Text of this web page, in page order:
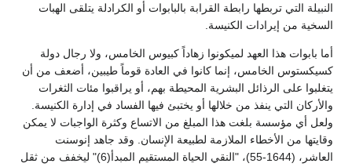
النبيلة التي تربطها رابطة القرابة بالبابوات أو الكرادلة يتلقى الهبات
السخية من إيرادات الكنيسة.
أما بابوات هذا العهد لميكونوا زهاداً كبيوس الخامس، ولا رجال دولة
كسيكستوس الخامس، إنما كانوا في العادة قوماً طيبين، أضعف من أن
يتغلبوا على الرذائل البشرية المحيطة بهم، أو يراقبوا مئات الثغرات
والأركان التي ينفذ من خلالها أو يختبئ فيها الفساد في إدارة الكنيسة.
ولعل أي مؤسسة بلغت هذا المبلغ من الاتساع وكثرة الواجبات لا يمكن
وقايتها من الأخطاء الملازمة لطبيعة الإنسان. وقد جاهد إنوسنت
العاشر، (1644-55)، "النقي الحياة المستقيم المبدأ(6)" ليخفف من ثقل